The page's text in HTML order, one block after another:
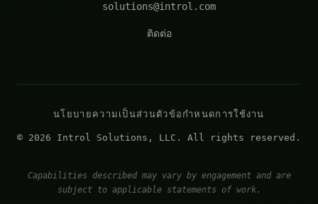
solutions@introl.com
ติดต่อ
นโยบายความเป็นส่วนตัวข้อกำหนดการใช้งาน
© 2026 Introl Solutions, LLC. All rights reserved.
Capabilities described may vary by engagement and are
subject to applicable statements of work.